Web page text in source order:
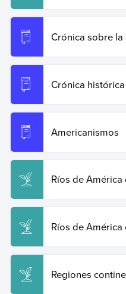
Crónica sobre la
Crónica histórica
Americanismos
Ríos de
Ríos de América
Regiones